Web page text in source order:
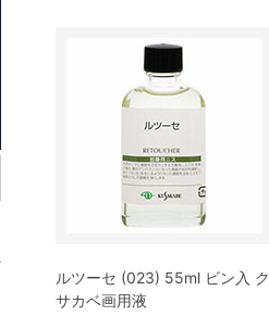
ルツーセ (023) 55ml ビン入 ク
サカベ画用液